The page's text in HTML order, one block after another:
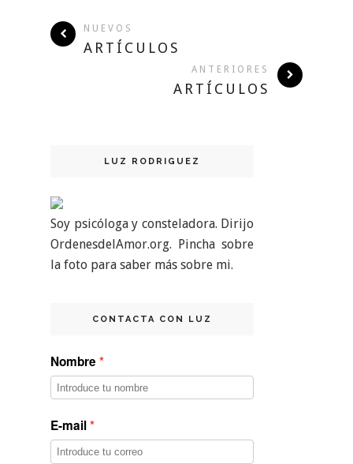
NUEVOS
ARTÍCULOS
ANTERIORES
ARTÍCULOS
LUZ RODRIGUEZ
Soy psicóloga y consteladora. Dirijo
OrdenesdelAmor.org. Pincha sobre
la foto para saber más sobre mi.
CONTACTA CON LUZ
Nombre
E-mail